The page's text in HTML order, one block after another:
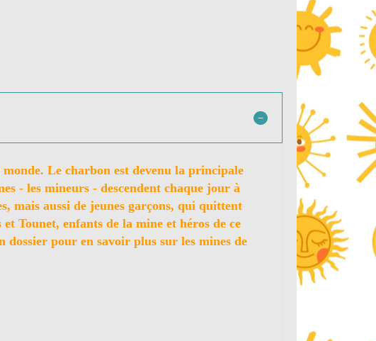
Le charbon est devenu la principale
- les mineurs - descendent chaque jour à
mais aussi de jeunes garçons, qui quittent
Tounet, enfants de la mine et héros de ce
pour en savoir plus sur les mines de